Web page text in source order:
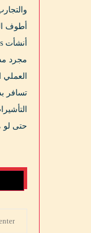
أطوف
مجرد
تسافر
حتى لو